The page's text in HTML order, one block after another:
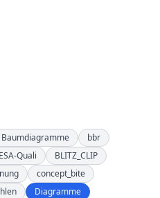
Baumdiagramme
bbr
Quali
BLITZ_CLIP
concept_bite
Diagramme